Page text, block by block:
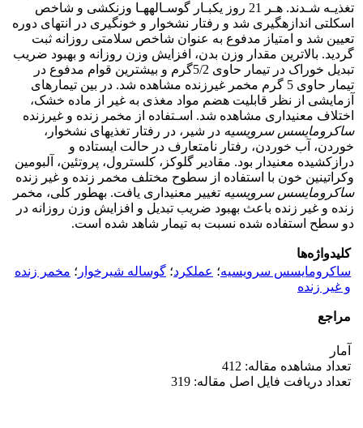
تغذیـه شـدند. هـر 21 روز یک‏بـار گوسـاله‏هـا وزن‏کشی و شاخص
اسکلتی اندازه‏گیری شد و رفتار نشخوار و خون­گیری در انتهای دوره
تعیین شد و امتیاز مدفوع به عنوان شاخص سلامتی روزانه ثبت
گردید. بالاترین مقدار وزن بدن، افزایش وزن روزانه و بهبود ضریب
تبدیل خوراک در تیمار حاوی 5/2گرم و بیشترین قوام مدفوع در
تیمار حاوی 5 گرم مخمر غیرزنده مشاهده شد. در بین تیمارهای
آزمایشی از نظر قابلیت هضم مواد مغذی به غیر از ماده خشک،
اختلاف معنی‏داری مشاهده شد. اسـتفاده از مخمر زنده و غیرزنده
ساکرومایسس سرویسیه در شیر، در رفتار تغذیه‏ای نشخوار،
خوردن، آب خوردن، رفتار نامتعارف در حالت ایستاده و
درازکشیده معنی‏دار بود. مقادیر گلوکز، کلسترول، پروتئین، آلبومین
وکراتینین خون با استفاده از سطوح مختلف مخمر زنده و غیر زنده
ساکرومایسس سرویسیه تغییر معنی‏داری یافت. به‏طور کلی، مخمر
زنده و غیر زنده باعث بهبود ضریب تبدیل و افزایش وزن روزانه در
دو سطح استفاده شده نسبت به تیمار شاهد شده است.
کلیدواژه‌ها
ساکرومایسس سرویسیه؛ عملکرد؛ گوساله شیرخوار ؛ مخمر زنده
و غیر زنده
مراجع
آمار
تعداد مشاهده مقاله: 412
تعداد دریافت فایل اصل مقاله: 319